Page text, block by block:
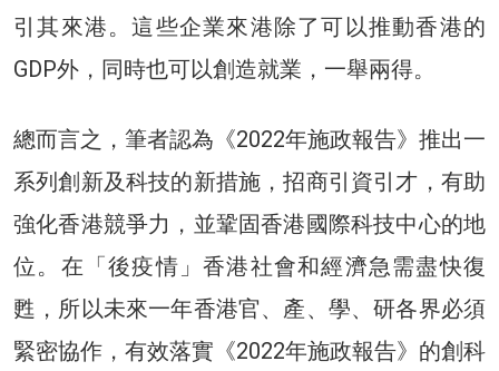
引其來港。這些企業來港除了可以推動香港的
GDP外，同時也可以創造就業，一舉兩得。
總而言之，筆者認為《2022年施政報告》推出一
系列創新及科技的新措施，招商引資引才，有助
強化香港競爭力，並鞏固香港國際科技中心的地
位。在「後疫情」香港社會和經濟急需盡快復
甦，所以未來一年香港官、產、學、研各界必須
緊密協作，有效落實《2022年施政報告》的創科